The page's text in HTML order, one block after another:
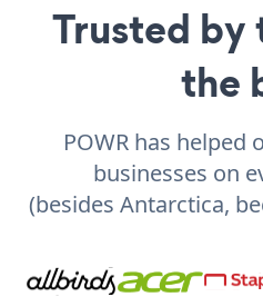
Trusted by
the
POWR has helped
businesses on
(besides Antarctica,